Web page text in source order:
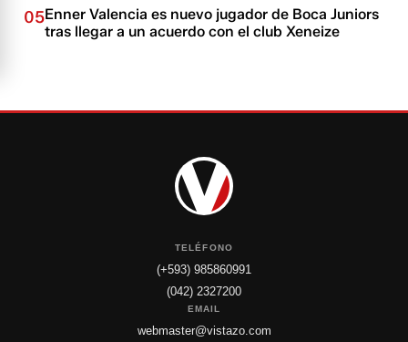
05Enner Valencia es nuevo jugador de Boca Juniors
tras llegar a un acuerdo con el club Xeneize
TELÉFONO
(+593) 985860991
(042) 2327200
EMAIL
webmaster@vistazo.com